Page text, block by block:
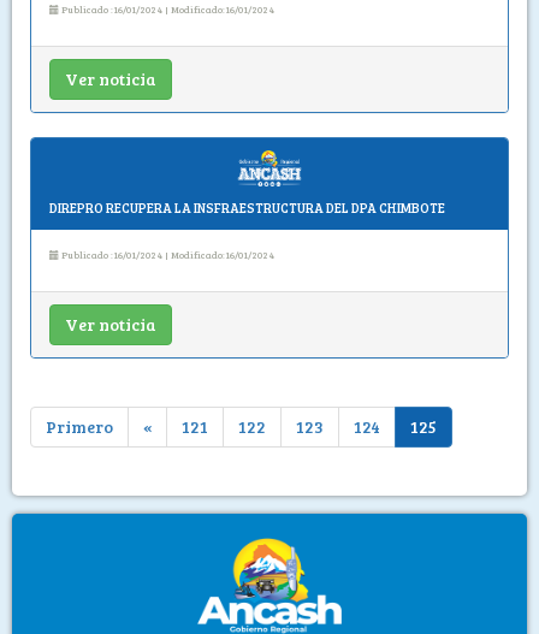
Publicado :16/01/2024 | Modificado:16/01/2024
Ver noticia
DIREPRO RECUPERA LA INSFRAESTRUCTURA DEL DPA CHIMBOTE
Publicado :16/01/2024 | Modificado:16/01/2024
Ver noticia
Primero « 121 122 123 124 125